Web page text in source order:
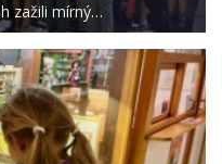
zažili mírný…